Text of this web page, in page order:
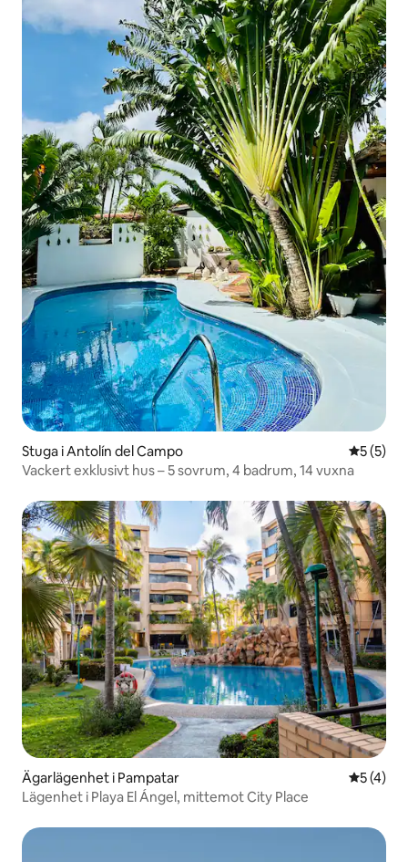
Stuga i Antolín del Campo 5 av 5 i
5 (5)
Vackert exklusivt hus – 5 sovrum, 4 badrum, 14 vuxna
Ägarlägenhet i Pampatar 5 av 5 i
5 (4)
Lägenhet i Playa El Ángel, mittemot City Place